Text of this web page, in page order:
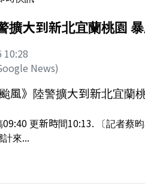
擴大到新北宜蘭桃園
10:28
News)
風》陸警擴大到新北宜蘭
更新時間10:13. 〔記者蔡
來...